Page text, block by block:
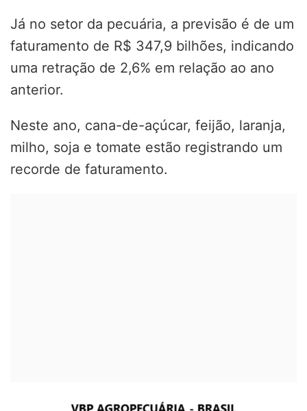
Já no setor da pecuária, a previsão é de um
faturamento de R$ 347,9 bilhões, indicando
uma retração de 2,6% em relação ao ano
anterior.
Neste ano, cana-de-açúcar, feijão, laranja,
milho, soja e tomate estão registrando um
recorde de faturamento.